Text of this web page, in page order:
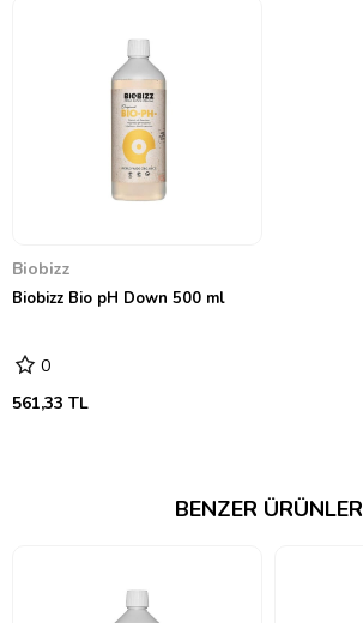
Biobizz
Biobizz Bio pH Down 500 ml
0
561,33 TL
BENZER ÜRÜNLER